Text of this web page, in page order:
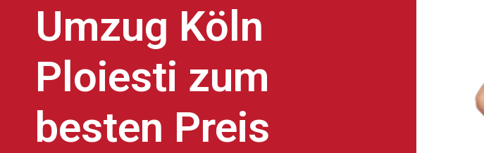
Umzug Köln
Ploiesti zum
besten Preis